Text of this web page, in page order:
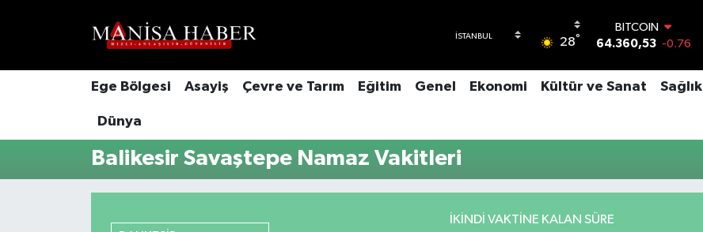
28°
BITCOIN
64.360,53 -0.76
EURO
64,1897 0.02
6574.81 1.44
BİST100
Ege Bölgesi Asayiş Çevre ve Tarım Eğitim Genel Ekonomi Kültür ve Sanat Sağlık
Dünya
Balikesir Savaştepe Namaz Vakitleri
İKINDI VAKTINE KALAN SÜRE
Süper Lig Puan Durumu ve Fikstür
Tüm Manşetler
Son Dakika Haberleri